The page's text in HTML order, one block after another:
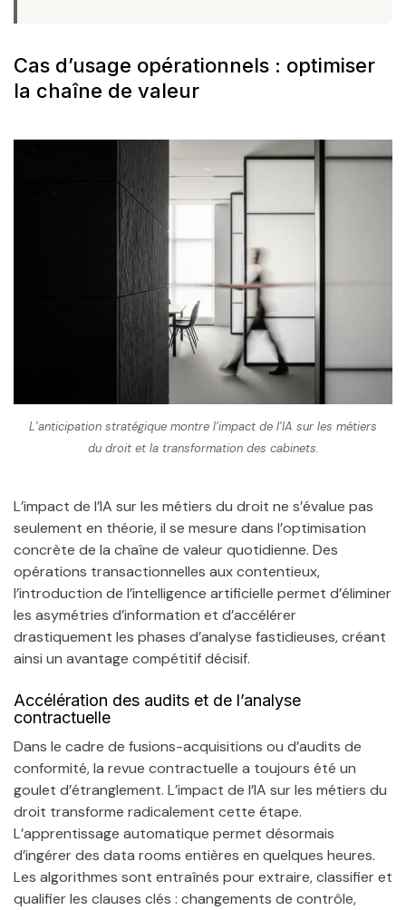
Cas d’usage opérationnels : optimiser
la chaîne de valeur
L’anticipation stratégique montre l’impact de l’IA sur les métiers
du droit et la transformation des cabinets.
L’impact de l’IA sur les métiers du droit ne s’évalue pas
seulement en théorie, il se mesure dans l’optimisation
concrète de la chaîne de valeur quotidienne. Des
opérations transactionnelles aux contentieux,
l’introduction de l’intelligence artificielle permet d’éliminer
les asymétries d’information et d’accélérer
drastiquement les phases d’analyse fastidieuses, créant
ainsi un avantage compétitif décisif.
Accélération des audits et de l’analyse
contractuelle
Dans le cadre de fusions-acquisitions ou d’audits de
conformité, la revue contractuelle a toujours été un
goulet d’étranglement. L’impact de l’IA sur les métiers du
droit transforme radicalement cette étape.
L’apprentissage automatique permet désormais
d’ingérer des data rooms entières en quelques heures.
Les algorithmes sont entraînés pour extraire, classifier et
qualifier les clauses clés : changements de contrôle,